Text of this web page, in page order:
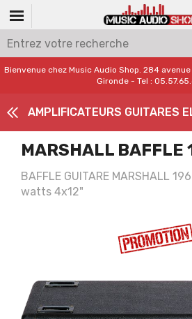
Bienvenue chez Music Audio Shop. 284
Gironde - Tel :
AMPLIFICATEURS GUITARES
MARSHALL BAFFLE
BAFFLE GUITARE MARSHALL
watts 4x12"